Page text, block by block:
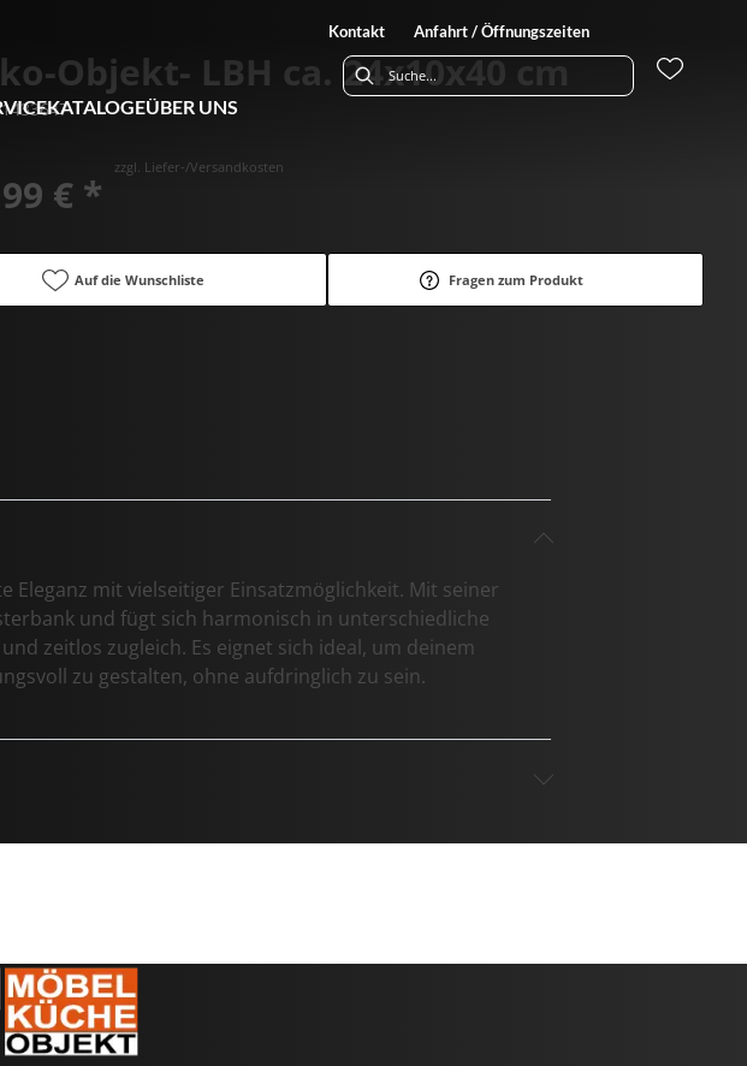
Kontakt Anfahrt / Öffnungszeiten
KATALOGEÜBER UNS
Objekt- LBH ca. 24x10x40 cm
€ *
zzgl. Liefer-/Versandkosten
Auf die Wunschliste Fragen zum Produkt
Eleganz mit vielseitiger Einsatzmöglichkeit. Mit seiner
und fügt sich harmonisch in unterschiedliche
zeitlos zugleich. Es eignet sich ideal, um deinem
zu gestalten, ohne aufdringlich zu sein.